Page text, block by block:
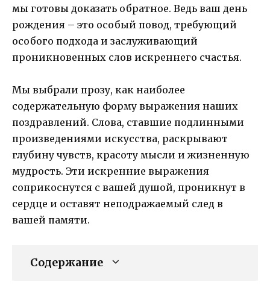
мы готовы доказать обратное. Ведь ваш день
рождения – это особый повод, требующий
особого подхода и заслуживающий
проникновенных слов искреннего счастья.
Мы выбрали прозу, как наиболее
содержательную форму выражения наших
поздравлений. Слова, ставшие подлинными
произведениями искусства, раскрывают
глубину чувств, красоту мысли и жизненную
мудрость. Эти искренние выражения
соприкоснутся с вашей душой, проникнут в
сердце и оставят неподражаемый след в
вашей памяти.
Содержание